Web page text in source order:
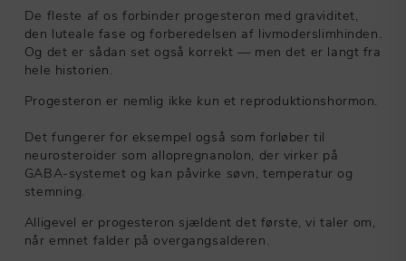
De fleste af os forbinder progesteron med graviditet,
den luteale fase og forberedelsen af livmoderslimhinden.
Og det er sådan set også korrekt — men det er langt fra
hele historien.
Progesteron er nemlig ikke kun et reproduktionshormon.
Det fungerer for eksempel også som forløber til
neurosteroider som allopregnanolon, der virker på
GABA-systemet og kan påvirke søvn, temperatur og
stemning.
Alligevel er progesteron sjældent det første, vi taler om,
når emnet falder på overgangsalderen.